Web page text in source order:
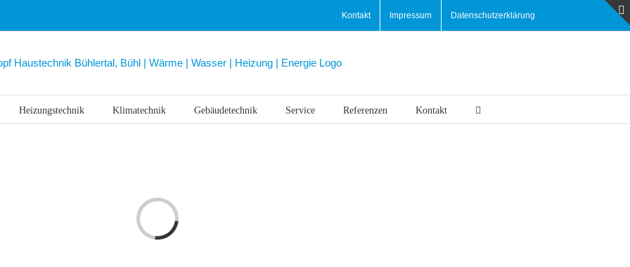
Kontakt Impressum Datenschutzerklärung
Heizungstechnik Klimatechnik Gebäudetechnik Service Referenzen Kontakt
Laden...